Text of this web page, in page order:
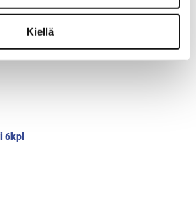
Kiellä
density Polyethylene)
Kansi myydään erikseen
6kpl